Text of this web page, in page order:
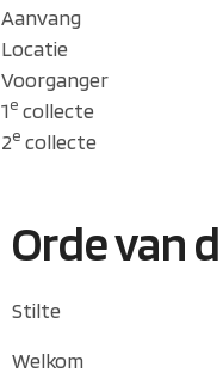
Aanvang
Locatie
Voorganger
1e collecte
2e collecte
Orde van
Stilte
Welkom